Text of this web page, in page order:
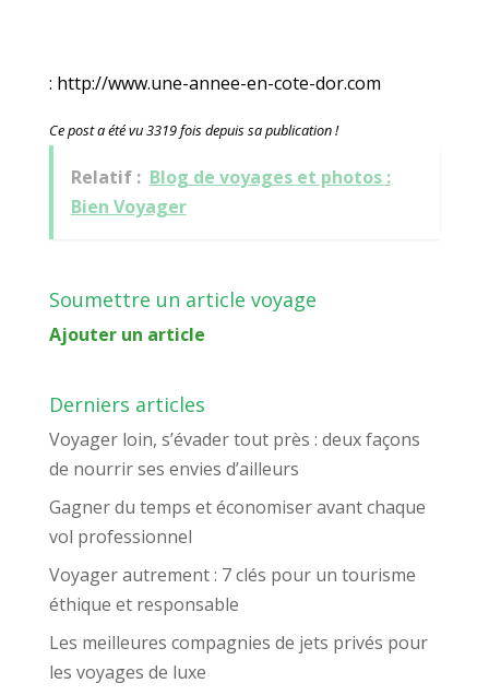
: http://www.une-annee-en-cote-dor.com
Ce post a été vu 3319 fois depuis sa publication !
Relatif : Blog de voyages et photos :
Bien Voyager
Soumettre un article voyage
Ajouter un article
Derniers articles
Voyager loin, s’évader tout près : deux façons
de nourrir ses envies d’ailleurs
Gagner du temps et économiser avant chaque
vol professionnel
Voyager autrement : 7 clés pour un tourisme
éthique et responsable
Les meilleures compagnies de jets privés pour
les voyages de luxe